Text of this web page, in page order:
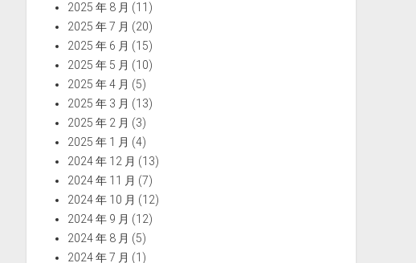
2025 年 8 月 (11)
2025 年 7 月 (20)
2025 年 6 月 (15)
2025 年 5 月 (10)
2025 年 4 月 (5)
2025 年 3 月 (13)
2025 年 2 月 (3)
2025 年 1 月 (4)
2024 年 12 月 (13)
2024 年 11 月 (7)
2024 年 10 月 (12)
2024 年 9 月 (12)
2024 年 8 月 (5)
2024 年 7 月 (1)